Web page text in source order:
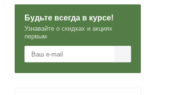
Будьте всегда в курсе!
Узнавайте о скидках и акциях
первым